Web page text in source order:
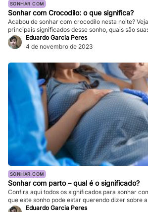
SONHAR COM
Sonhar com Crocodilo: o que significa?
Acabou de sonhar com crocodilo nesta noite?
principais significados desse sonho, quais são
Eduardo Garcia Peres
4 de novembro de 2023
SONHAR COM
Sonhar com parto – qual é o significado?
Confira aqui todos os significados para sonhar
que este sonho pode estar querendo dizer sobre
Eduardo Garcia Peres